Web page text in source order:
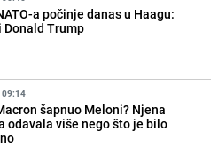
a počinje danas u Haagu:
Donald Trump
09:14
šapnuo Meloni? Njena
odavala više nego što je bilo